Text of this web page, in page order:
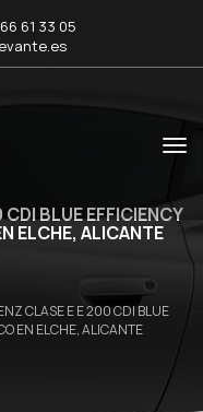
61 33 05
BLUE EFFICIENCY
ELCHE, ALICANTE
CLASE E E 200 CDI BLUE
EN ELCHE, ALICANTE